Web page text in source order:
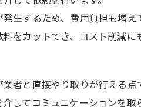
生するため、費用負担も増え
をカットでき、コスト削減に
者と直接やり取りが行える点
してコミュニケーションを